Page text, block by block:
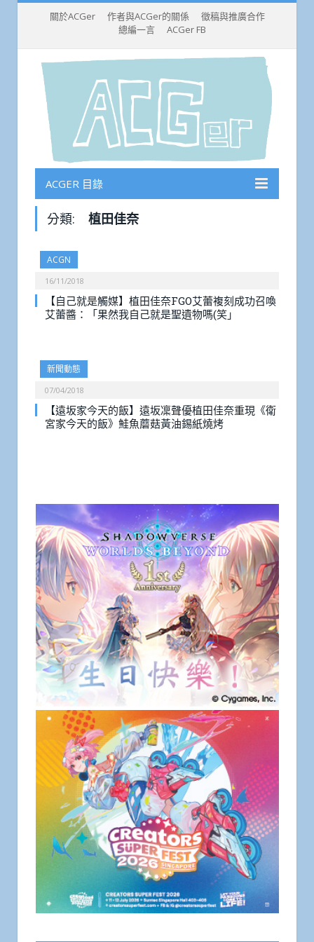
關於ACGer 作者與ACGer的關係
徵稿與推廣合作
總編一言
ACGer FB
ACGER 目錄
分類: 植田佳奈
ACGN
16/11/2018
【自己就是觸媒】植田佳奈FGO艾蕾複刻成功召喚
艾蕾醬：「果然我自己就是聖遺物嗎(笑」
新聞動態
07/04/2018
【遠坂家今天的飯】遠坂凜聲優植田佳奈重現《衛
宮家今天的飯》鮭魚蘑菇黃油錫紙燒烤